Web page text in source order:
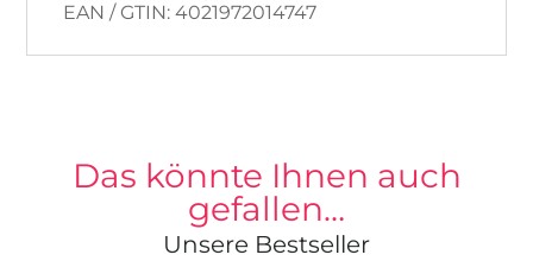
EAN / GTIN: 4021972014747
Das könnte Ihnen auch
gefallen…
Unsere Bestseller